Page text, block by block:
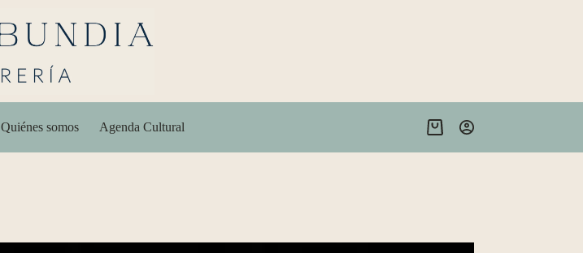
Quiénes somos Agenda Cultural